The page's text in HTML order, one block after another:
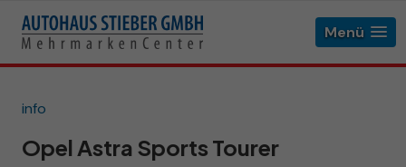
Menü
info
Opel Astra Sports Tourer